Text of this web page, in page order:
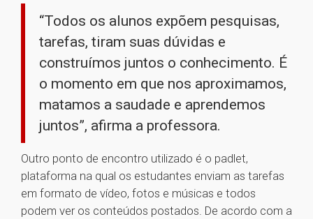
“Todos os alunos expõem pesquisas,
tarefas, tiram suas dúvidas e
construímos juntos o conhecimento. É
o momento em que nos aproximamos,
matamos a saudade e aprendemos
juntos”, afirma a professora.
Outro ponto de encontro utilizado é o padlet,
plataforma na qual os estudantes enviam as tarefas
em formato de vídeo, fotos e músicas e todos
podem ver os conteúdos postados. De acordo com a